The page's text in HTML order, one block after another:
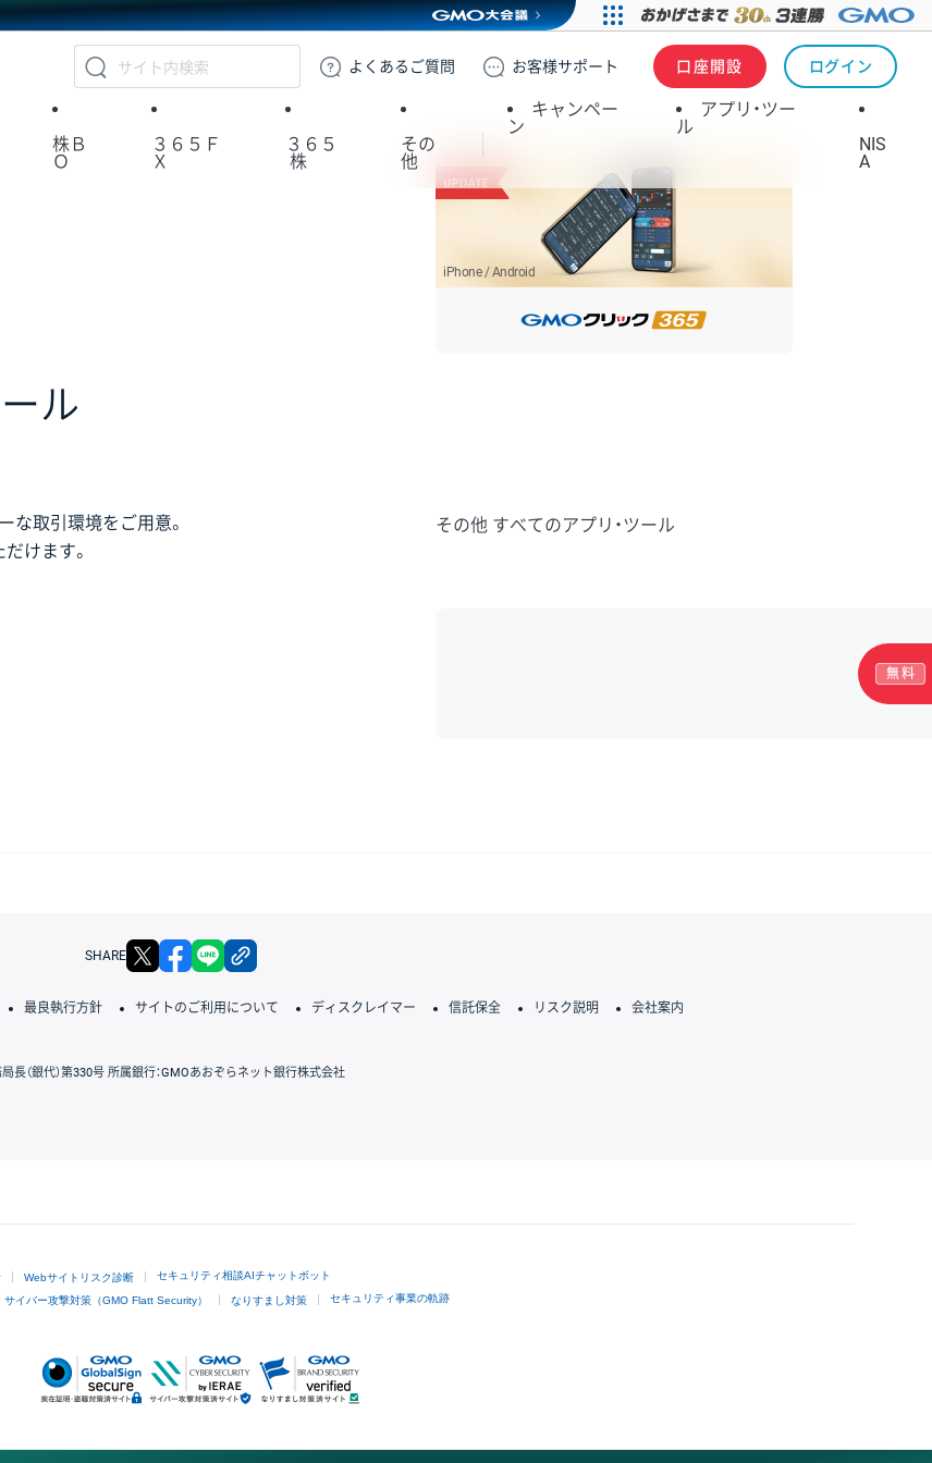
GMOクリック証券
よくある ご質問 お客様サポート 口座開設 ログイン
株Ｂ
Ｏ
３６５Ｆ
Ｘ
３６５
株
その
他
キャンペー
ン
アプリ・ツー
ル
NIS
A
ル
な取引環境をご用意。
けます。
iPhone / Android
その他 すべてのアプリ・ツール
無料
SHARE X facebook
最良執行方針 サイトのご利用について ディスクレイマー 信託保全 リスク説明 会社案内
（銀代）第330号 所属銀行：GMOあおぞらネット銀行株式会社
Webサイトリスク診断 セキュリティ相談AIチャットボット
サイバー攻撃対策（GMO Flatt Security） なりすまし対策 セキュリティ事業の軌跡